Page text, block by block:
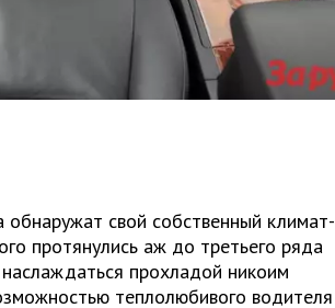
свой собственный климат-
протянулись аж до третьего ряда
прохладой никоим
теплолюбивого водителя